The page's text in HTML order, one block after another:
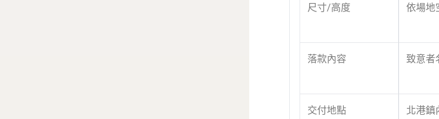
尺寸/高度 依場地
落款內容 致意者
交付地點 北港鎮